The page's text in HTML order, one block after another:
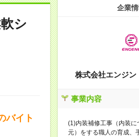
シ
バイト
企業
株式会社エンジ
事業内容
(1)内装補修工事（内装に
元）をする職人の育成、